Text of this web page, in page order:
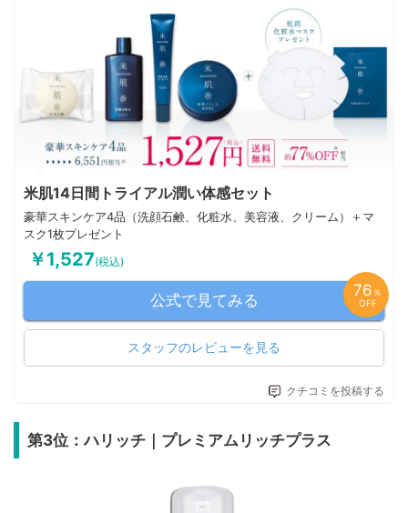
米肌14日間トライアル潤い体感セット
豪華スキンケア4品（洗顔石鹸、化粧水、美容液、クリーム）＋マ
スク1枚プレゼント
￥1,527(税込)
公式で見てみる
76 ％
OFF
スタッフのレビューを見る
クチコミを投稿する
第3位：ハリッチ｜プレミアムリッチプラス